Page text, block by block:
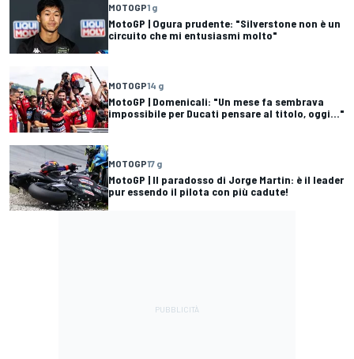
MOTOGP1 g
MotoGP | Ogura prudente: "Silverstone non è un
circuito che mi entusiasmi molto"
MOTOGP14 g
MotoGP | Domenicali: "Un mese fa sembrava
impossibile per Ducati pensare al titolo, oggi..."
MOTOGP17 g
MotoGP | Il paradosso di Jorge Martin: è il leader
pur essendo il pilota con più cadute!